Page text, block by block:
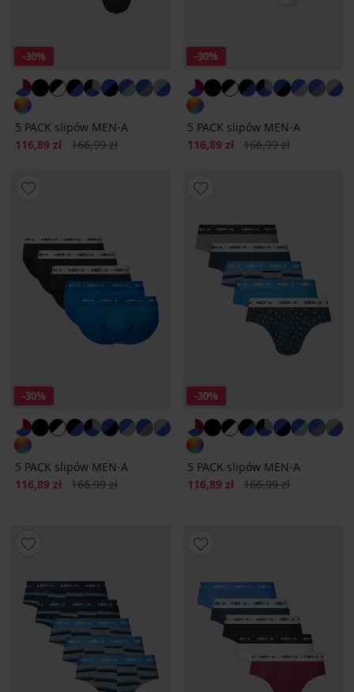
-30%
5 PACK slipów MEN-A
Zniżka
116,89 zł Pierwotna cena
166,99 zł
-30%
5 PACK slipów MEN-A
Zniżka
116,89 zł Pierwotna cena
166,99 zł
-30%
5 PACK slipów MEN-A
Zniżka
116,89 zł Pierwotna cena
166,99 zł
-30%
5 PACK slipów MEN-A
Zniżka
116,89 zł Pierwotna cena
166,99 zł